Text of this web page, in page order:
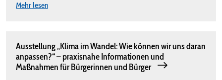
Mehr lesen
Ausstellung „Klima im Wandel: Wie können wir uns daran
anpassen?“ – praxisnahe Informationen und
Maßnahmen für Bürgerinnen und Bürger